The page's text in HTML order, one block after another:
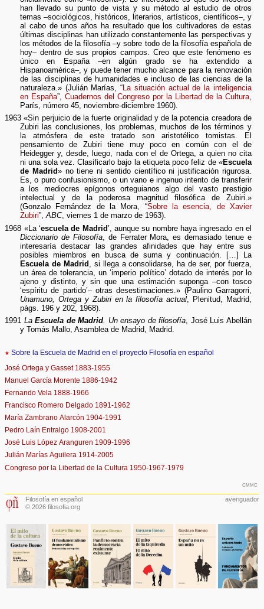
han llevado su punto de vista y su método al estudio de otros
temas –sociológicos, históricos, literarios, artísticos, científicos–, y
al cabo de unos años ha resultado que los cultivadores de estas
últimas disciplinas han utilizado constantemente las perspectivas y
los métodos de la filosofía –y sobre todo de la filosofía española de
hoy– dentro de sus propios campos. Creo que este fenómeno es
único en España –en algún grado se ha extendido a
Hispanoamérica–, y puede tener mucho alcance para la renovación
de las disciplinas de humanidades e incluso de las ciencias de la
naturaleza.» (Julián Marías, “La situación actual de la inteligencia
en España”, Cuadernos del Congreso por la Libertad de la Cultura,
París, número 45, noviembre-diciembre 1960).
1963 «Sin perjuicio de la fuerte originalidad y de la potencia creadora de
Zubiri las conclusiones, los problemas, muchos de los términos y
la atmósfera de este tratado son aristotélico tomistas. El
pensamiento de Zubiri tiene muy poco en común con el de
Heidegger y, desde, luego, nada con el de Ortega, a quien no cita
ni una sola vez. Clasificarlo bajo la etiqueta poco feliz de «Escuela
de Madrid» no tiene ni sentido científico ni justificación rigurosa.
Es, o puro confusionismo, o un vano e ingenuo intento de transferir
a los mediocres epígonos orteguianos algo del vasto prestigio
intelectual y de la poderosa magnitud filosófica de Zubiri.»
(Gonzalo Fernández de la Mora, “Sobre la esencia, de Xavier
Zubiri”,ABC, viernes 1 de marzo de 1963).
1968 «La ‘escuela de Madrid’, aunque su nombre haya ingresado en el
Diccionario de Filosofía, de Ferrater Mora, es demasiado tenue e
interesaría destacar las grandes afinidades que hay entre sus
posibles miembros en busca de suma y continuación. […] La
Escuela de Madrid , si llega a consolidarse, ha de ser, por fuerza,
un área de tolerancia, un ‘imperio político’ dotado de interés por lo
ajeno y distinto, y sin que una estimación suponga –con tosco
‘espíritu de partido’– otras desestimaciones.» (Paulino Garragorri,
Unamuno, Ortega y Zubiri en la filosofía actual , Plenitud, Madrid,
págs. 196 y 202, 1968).
1991 LaEscuela de Madrid. Un ensayo de filosofía, José Luis Abellán
y Tomás Mallo, Asamblea de Madrid, Madrid.
★ Sobre la Escuela de Madrid en el proyecto Filosofía en español
José Ortega y Gasset 1883-1955
Manuel García Morente 1886-1942
Fernando Vela 1888-1966
Francisco Romero Delgado 1891-1962
María Zambrano Alarcón 1904-1991
Pedro Laín Entralgo 1908-2001
José Luis López Aranguren 1909-1996
Julián Marías Aguilera 1914-2005
Congreso por la Libertad de la Cultura 1950-1967-1979
cmmc
Filosofía en español
© 2026 filosofia.org
averiguador